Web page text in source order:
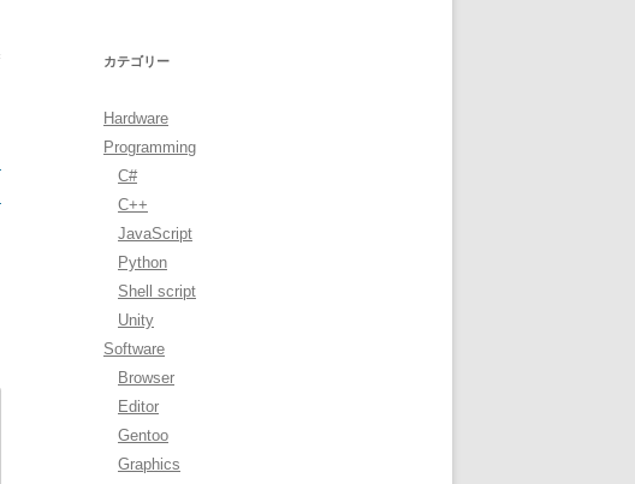
カテゴリー
Hardware
Programming
C#
C++
JavaScript
Python
Shell script
Unity
Software
Browser
Editor
Gentoo
Graphics